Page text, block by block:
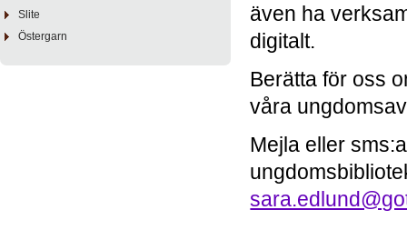
Slite
Östergarn
även ha
digitalt.
Berätta för oss
våra
Mejla eller